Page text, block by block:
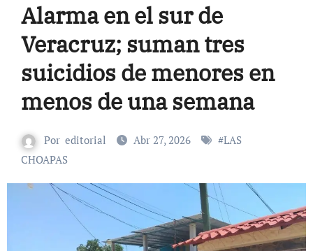
Alarma en el sur de
Veracruz; suman tres
suicidios de menores en
menos de una semana
Por editorial Abr 27, 2026 #LAS
CHOAPAS